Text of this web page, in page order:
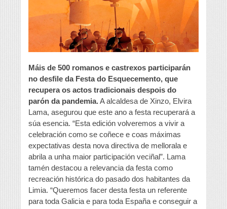
Máis de 500 romanos e castrexos participarán
no desfile da Festa do Esquecemento, que
recupera os actos tradicionais despois do
parón da pandemia.A alcaldesa de Xinzo, Elvira
Lama, asegurou que este ano a festa recuperará a
súa esencia. “Esta edición volveremos a vivir a
celebración como se coñece e coas máximas
expectativas desta nova directiva de mellorala e
abrila a unha maior participación veciñal”. Lama
tamén destacou a relevancia da festa como
recreación histórica do pasado dos habitantes da
Limia. “Queremos facer desta festa un referente
para toda Galicia e para toda España e conseguir a